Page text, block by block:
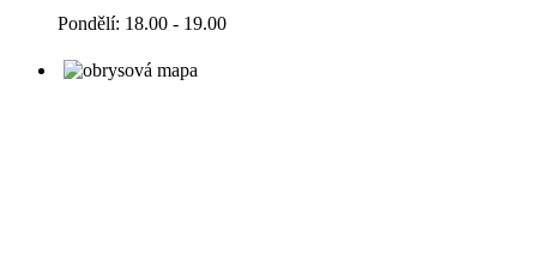
Pondělí: 18.00 - 19.00